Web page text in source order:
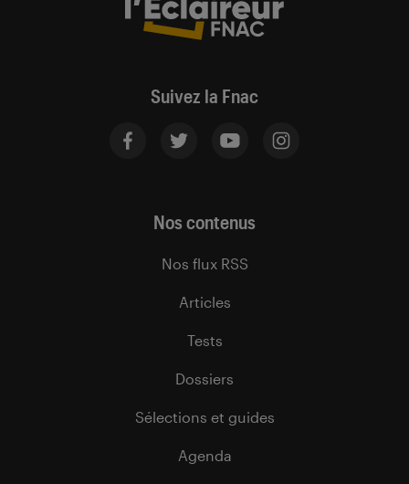
Suivez la Fnac
Nos contenus
Nos flux RSS
Articles
Tests
Dossiers
Sélections et guides
Agenda